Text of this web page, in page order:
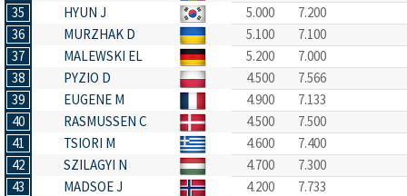
35
HYUN J 5.000
7.200
36
MURZHAK D 5.100
7.100
37
MALEWSKI EL 5.200
7.000
38
PYZIO D 4.500
7.566
39
EUGENE M 4.900
7.133
40
RASMUSSEN C 4.500
7.500
41
TSIORI M 4.600
7.400
42
SZILAGYI N 4.700
7.300
43
MADSOE J 4.200
7.733